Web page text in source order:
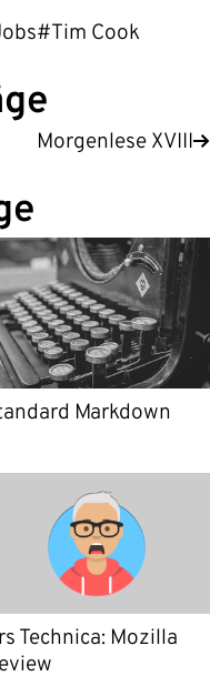
#Tim Cook
Morgenlese XVIII
Markdown
Technica: Mozilla